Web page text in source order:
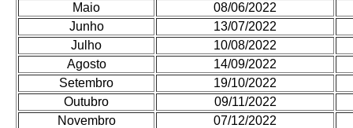
Maio
08/06/2022
Junho
13/07/2022
Julho
10/08/2022
Agosto
14/09/2022
Setembro
19/10/2022
Outubro
09/11/2022
Novembro
07/12/2022